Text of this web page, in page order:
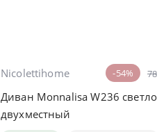
-54%
Nicolettihome
Диван Monnalisa W236
двухместный